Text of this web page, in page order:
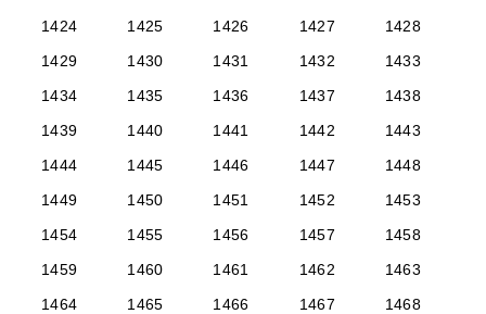
1424 1425 1426 1427
1428
1429
1430 1431 1432
1433
1434
1435 1436 1437
1438
1439
1440 1441 1442
1443
1444
1445 1446 1447
1448
1449
1450 1451 1452
1453
1454
1455 1456 1457
1458
1459
1460 1461 1462
1463
1464
1465 1466 1467
1468